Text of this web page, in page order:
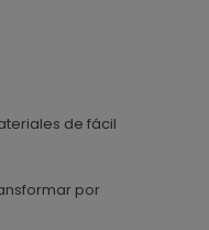
de fácil
por